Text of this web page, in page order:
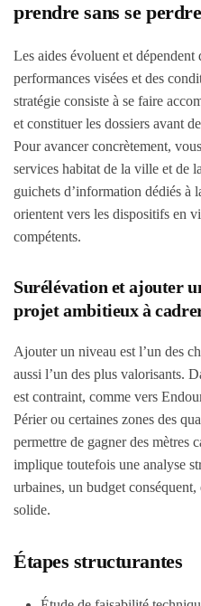
prendre sans se perdre
Les aides évoluent et
performances visées et des
stratégie consiste à se faire
et constituer les dossiers avant
Pour avancer concrètement,
services habitat de la ville et de
guichets d’information dédiés à
orientent vers les dispositifs en
compétents.
Surélévation et ajouter
projet ambitieux à
Ajouter un niveau est l’un des
aussi l’un des plus valorisants.
est contraint, comme vers
Périer ou certaines zones des
permettre de gagner des mètres
implique toutefois une analyse
urbaines, un budget
solide.
Étapes structurantes